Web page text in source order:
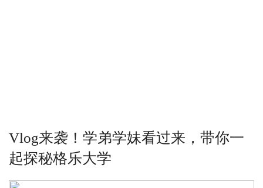
Vlog来袭！学弟学妹看过来，带你一
起探秘格乐大学